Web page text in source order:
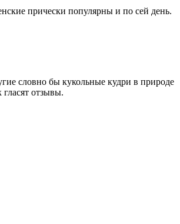
прически популярны и по сей день.
словно бы кукольные кудри в природе
гласят отзывы.